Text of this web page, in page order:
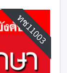
ทช11003